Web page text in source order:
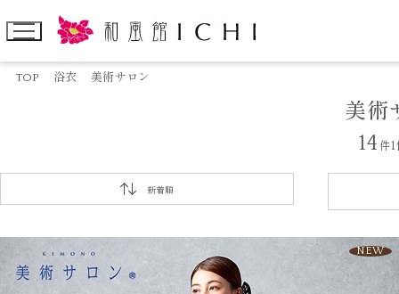
TOP 浴衣 美術サロン
美術
14 件
新着順
NEW